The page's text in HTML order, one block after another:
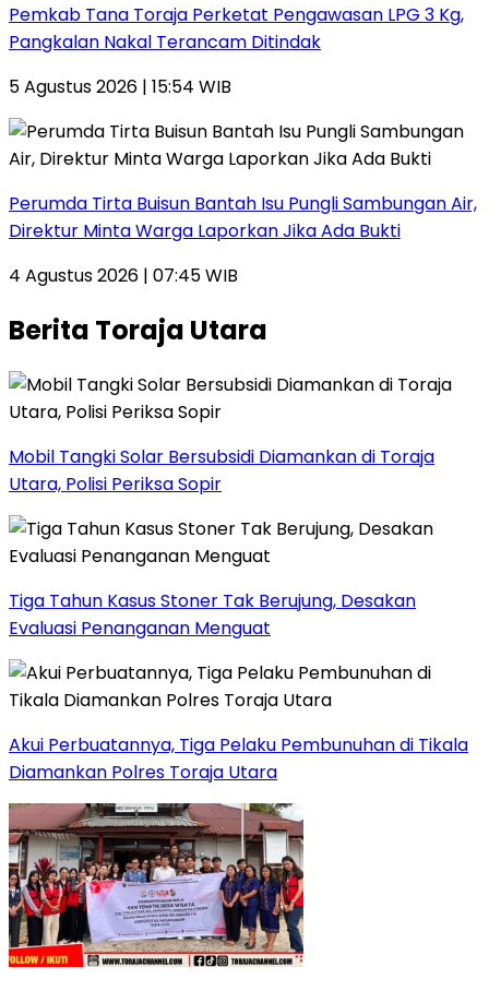
Pemkab Tana Toraja Perketat Pengawasan LPG 3 Kg,
Pangkalan Nakal Terancam Ditindak
5 Agustus 2026 | 15:54 WIB
Perumda Tirta Buisun Bantah Isu Pungli Sambungan Air,
Direktur Minta Warga Laporkan Jika Ada Bukti
4 Agustus 2026 | 07:45 WIB
Berita Toraja Utara
Mobil Tangki Solar Bersubsidi Diamankan di Toraja
Utara, Polisi Periksa Sopir
Tiga Tahun Kasus Stoner Tak Berujung, Desakan
Evaluasi Penanganan Menguat
Akui Perbuatannya, Tiga Pelaku Pembunuhan di Tikala
Diamankan Polres Toraja Utara